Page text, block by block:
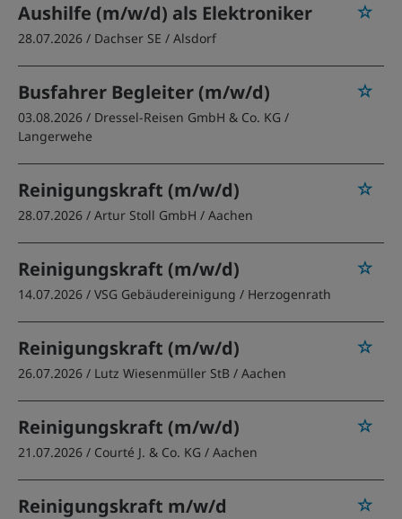
Aushilfe (m/w/d) als Elektroniker
28.07.2026 / Dachser SE / Alsdorf
Busfahrer Begleiter (m/w/d)
03.08.2026 / Dressel-Reisen GmbH & Co. KG /
Langerwehe
Reinigungskraft (m/w/d)
28.07.2026 / Artur Stoll GmbH / Aachen
Reinigungskraft (m/w/d)
14.07.2026 / VSG Gebäudereinigung / Herzogenrath
Reinigungskraft (m/w/d)
26.07.2026 / Lutz Wiesenmüller StB / Aachen
Reinigungskraft (m/w/d)
21.07.2026 / Courté J. & Co. KG / Aachen
Reinigungskraft m/w/d